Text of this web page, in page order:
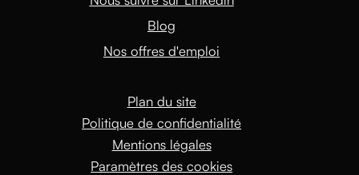
Blog
Nos offres d'emploi
Plan du site
Politique de confidentialité
Mentions légales
Paramètres des cookies